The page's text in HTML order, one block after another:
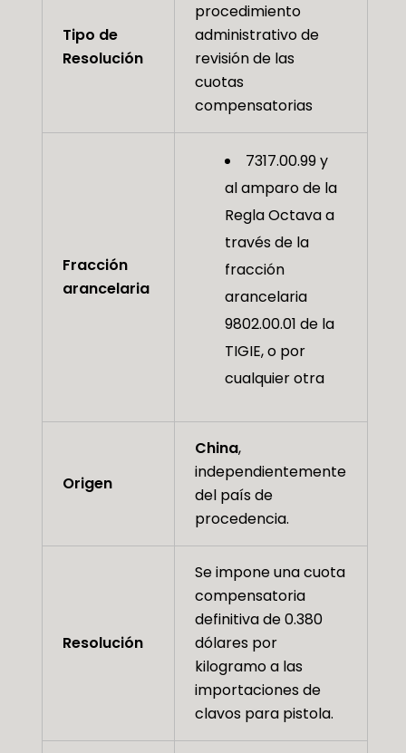
Tipo de
Resolución
procedimiento
administrativo de
revisión de las
cuotas
compensatorias
Fracción
arancelaria
7317.00.99 y
al amparo de la
Regla Octava a
través de la
fracción
arancelaria
9802.00.01 de la
TIGIE, o por
cualquier otra
Origen
China,
independientemente
del país de
procedencia.
Resolución
Se impone una cuota
compensatoria
definitiva de 0.380
dólares por
kilogramo a las
importaciones de
clavos para pistola.